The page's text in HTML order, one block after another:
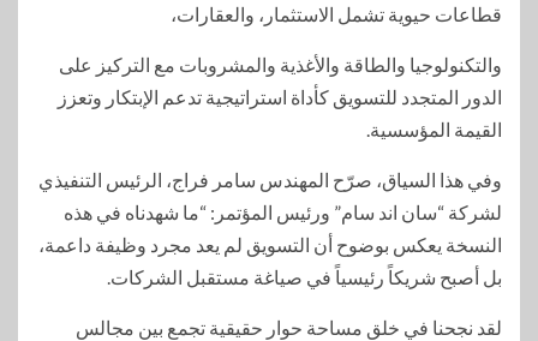
قطاعات حيوية تشمل الاستثمار، والعقارات،
والتكنولوجيا والطاقة والأغذية والمشروبات مع التركيز على
الدور المتجدد للتسويق كأداة استراتيجية تدعم الإبتكار وتعزز
القيمة المؤسسية.
وفي هذا السياق، صرّح المهندس سامر فراج، الرئيس التنفيذي
لشركة “سان اند سام” ورئيس المؤتمر: “ما شهدناه في هذه
النسخة يعكس بوضوح أن التسويق لم يعد مجرد وظيفة داعمة،
بل أصبح شريكاً رئيسياً في صياغة مستقبل الشركات.
لقد نجحنا في خلق مساحة حوار حقيقية تجمع بين مجالس